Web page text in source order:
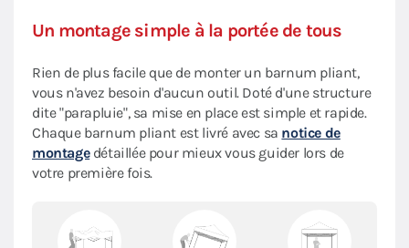
Un montage simple à la portée de tous
Rien de plus facile que de monter un barnum pliant,
vous n'avez besoin d'aucun outil. Doté d'une structure
dite "parapluie", sa mise en place est simple et rapide.
Chaque barnum pliant est livré avec sa notice de
montagedétaillée pour mieux vous guider lors de
votre première fois.